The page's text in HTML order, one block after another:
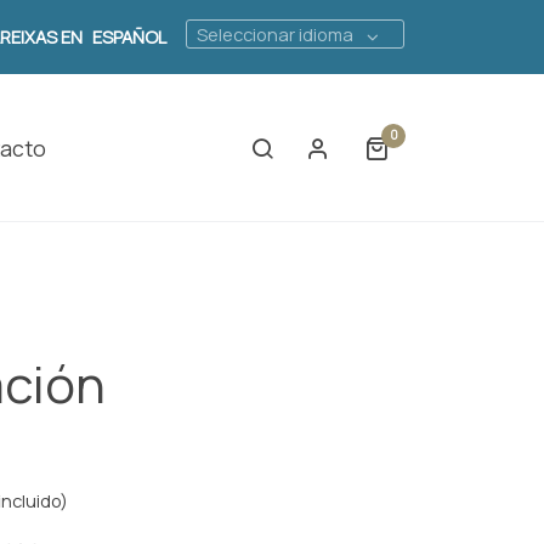
EN ESPAÑOL Seleccionar idioma
0